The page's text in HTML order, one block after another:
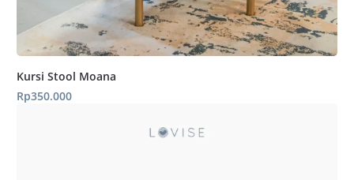
Kursi Stool Moana
Rp350.000